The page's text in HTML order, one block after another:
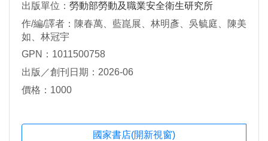
出版單位： 勞動部勞動及職業安全衛生研究所
作/編/譯者：陳春萬、藍崑展、林明彥、吳毓庭、陳美
如、林冠宇
GPN：1011500758
出版／創刊日期：2026-06
價格：1000
國家書店(開新視窗)